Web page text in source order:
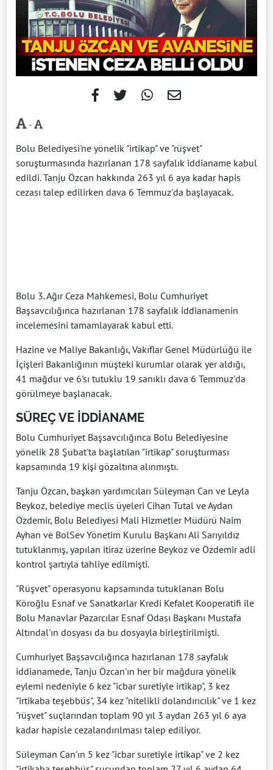
-
Bolu Belediyesi'ne yönelik "irtikap" ve "rüşvet"
soruşturmasında hazırlanan 178 sayfalık iddianame kabul
edildi. Tanju Özcan hakkında 263 yıl 6 aya kadar hapis
cezası talep edilirken dava 6 Temmuz'da başlayacak.
Bolu 3. Ağır Ceza Mahkemesi, Bolu Cumhuriyet
Başsavcılığınca hazırlanan 178 sayfalık iddianamenin
incelemesini tamamlayarak kabul etti.
Hazine ve Maliye Bakanlığı, Vakıflar Genel Müdürlüğü ile
İçişleri Bakanlığının müşteki kurumlar olarak yer aldığı,
41 mağdur ve 6'sı tutuklu 19 sanıklı dava 6 Temmuz'da
görülmeye başlanacak.
SÜREÇ VE İDDİANAME
Bolu Cumhuriyet Başsavcılığınca Bolu Belediyesine
yönelik 28 Şubat'ta başlatılan "irtikap" soruşturması
kapsamında 19 kişi gözaltına alınmıştı.
Tanju Özcan, başkan yardımcıları Süleyman Can ve Leyla
Beykoz, belediye meclis üyeleri Cihan Tutal ve Aydan
Özdemir, Bolu Belediyesi Mali Hizmetler Müdürü Naim
Ayhan ve BolSev Yönetim Kurulu Başkanı Ali Sarıyıldız
tutuklanmış, yapılan itiraz üzerine Beykoz ve Özdemir adli
kontrol şartıyla tahliye edilmişti.
"Rüşvet" operasyonu kapsamında tutuklanan Bolu
Köroğlu Esnaf ve Sanatkarlar Kredi Kefalet Kooperatifi ile
Bolu Manavlar Pazarcılar Esnaf Odası Başkanı Mustafa
Altındal'ın dosyası da bu dosyayla birleştirilmişti.
Cumhuriyet Başsavcılığınca hazırlanan 178 sayfalık
iddianamede, Tanju Özcan'ın her bir mağdura yönelik
eylemi nedeniyle 6 kez "icbar suretiyle irtikap", 3 kez
"irtikaba teşebbüs", 34 kez "nitelikli dolandırıcılık" ve 1 kez
"rüşvet" suçlarından toplam 90 yıl 3 aydan 263 yıl 6 aya
kadar hapisle cezalandırılması talep ediliyor.
Süleyman Can'ın 5 kez "icbar suretiyle irtikap" ve 2 kez